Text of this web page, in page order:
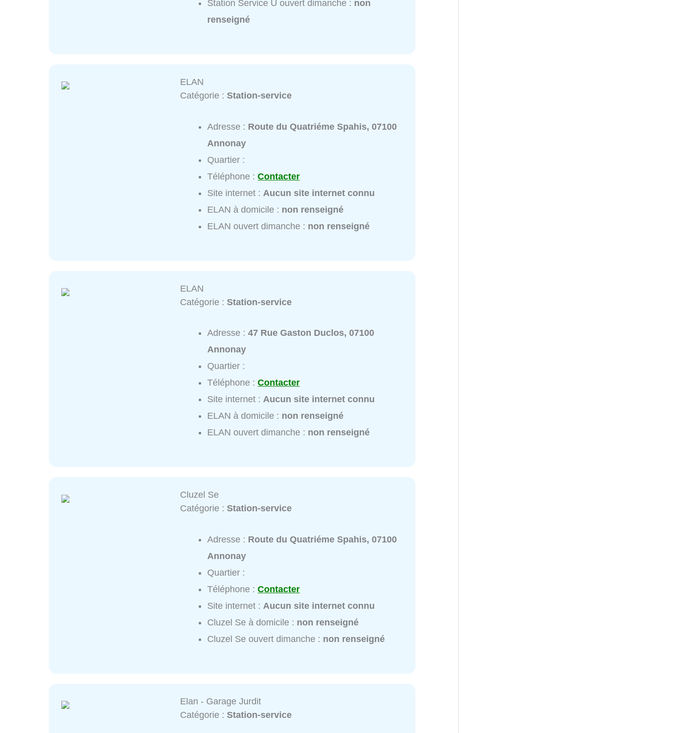
Station Service U ouvert dimanche : non
renseigné
ELAN
Catégorie :Station-service
Adresse : Route du Quatriéme Spahis, 07100
Annonay
Quartier :
Téléphone :Contacter
Site internet : Aucun site internet connu
ELAN à domicile : non renseigné
ELAN ouvert dimanche : non renseigné
ELAN
Catégorie :Station-service
Adresse :47 Rue Gaston Duclos, 07100
Annonay
Quartier :
Téléphone :Contacter
Site internet :Aucun site internet connu
ELAN à domicile : non renseigné
ELAN ouvert dimanche : non renseigné
Cluzel Se
Catégorie :Station-service
Adresse : Route du Quatriéme Spahis, 07100
Annonay
Quartier :
Téléphone :Contacter
Site internet :Aucun site internet connu
Cluzel Se à domicile : non renseigné
Cluzel Se ouvert dimanche : non renseigné
Elan - Garage Jurdit
Catégorie :Station-service